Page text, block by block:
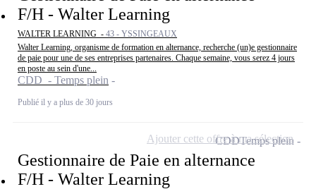
F/H - Walter Learning
WALTER LEARNING - 43 - YSSINGEAUX
Walter Learning, organisme de formation en alternance, recherche (un)e gestionnaire
de paie pour une de ses entreprises partenaires. Chaque semaine, vous serez 4 jours
en poste au sein d'une...
CDD - Temps plein
Publié il y a plus de 30 jours
Gestionnaire de Paie en alternance
F/H - Walter Learning
CDDTemps plein
Ajouter cette offre à ma sélection